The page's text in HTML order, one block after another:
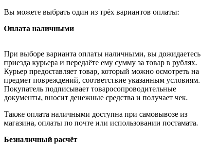
Вы можете выбрать один из трёх вариантов оплаты:
Оплата наличными
При выборе варианта оплаты наличными, вы дожидаетесь
приезда курьера и передаёте ему сумму за товар в рублях.
Курьер предоставляет товар, который можно осмотреть на
предмет повреждений, соответствие указанным условиям.
Покупатель подписывает товаросопроводительные
документы, вносит денежные средства и получает чек.
Также оплата наличными доступна при самовывозе из
магазина, оплаты по почте или использовании постамата.
Безналичный расчёт